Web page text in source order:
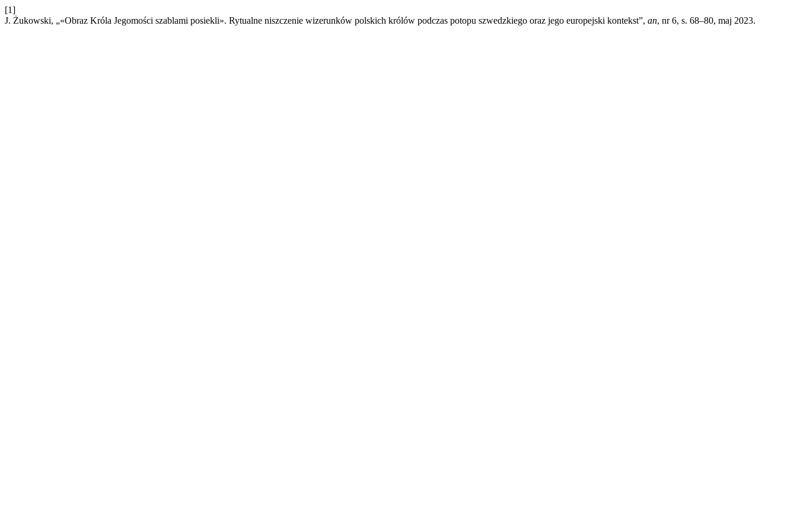
[1]
J. Żukowski, „«Obraz Króla Jegomości szablami posiekli». Rytualne niszczenie wizerunków polskich królów podczas potopu szwedzkiego oraz jego europejski kontekst”, an, nr 6, s. 68–80, maj 2023.